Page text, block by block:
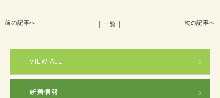
前の記事へ 次の記事へ
│ 一覧 │
VIEW ALL
新着情報